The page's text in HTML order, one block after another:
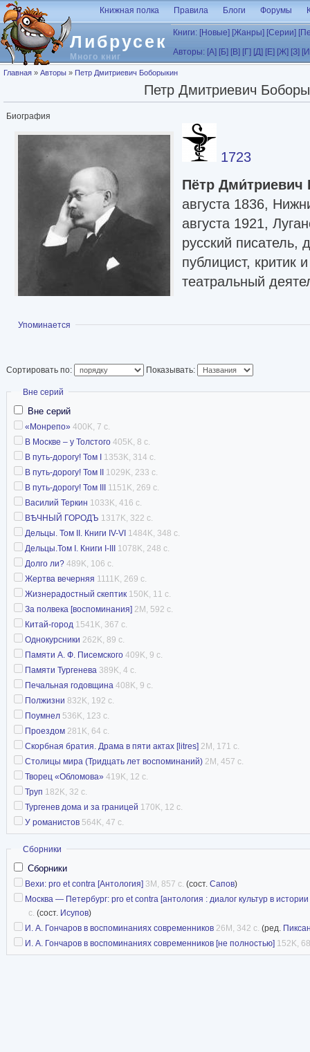
Перейти к основному содержанию
Либрусек
Много книг
Книжная полка Правила Блоги Форумы
Книги: [Новые] [Жанры] [Серии]
Авторы: [А] [Б] [В] [Г] [Д] [Е] [Ж] [З]
Вы здесь
Главная » Авторы » Петр Дмитриевич Боборыкин
Петр Дмитриевич
Биография
1723
Пётр Дми́триевич
августа 1836,
августа 1921,
русский писатель,
публицист, критик
театральный
Статья в
Показать
Упоминается
Сортировать по: Показывать:
Скрыть
Вне серий
Вне серий
«Монрепо» 400K, 7 с.
В Москве – у Толстого 405K, 8 с.
В путь-дорогу! Том I 1353K, 314 с.
В путь-дорогу! Том II 1029K, 233 с.
В путь-дорогу! Том III 1151K, 269 с.
Василий Теркин 1033K, 416 с.
ВѢЧНЫЙ ГОРОДЪ 1317K, 322 с.
Дельцы. Том II. Книги IV-VI 1484K, 348 с.
Дельцы.Том I. Книги I-III 1078K, 248 с.
Долго ли? 489K, 106 с.
Жертва вечерняя 1111K, 269 с.
Жизнерадостный скептик 150K, 11 с.
За полвека [воспоминания] 2M, 592 с.
Китай-город 1541K, 367 с.
Однокурсники 262K, 89 с.
Памяти А. Ф. Писемского 409K, 9 с.
Памяти Тургенева 389K, 4 с.
Печальная годовщина 408K, 9 с.
Полжизни 832K, 192 с.
Поумнел 536K, 123 с.
Проездом 281K, 64 с.
Скорбная братия. Драма в пяти актах [litres] 2M, 171 с.
Столицы мира (Тридцать лет воспоминаний) 2M, 457 с.
Творец «Обломова» 419K, 12 с.
Труп 182K, 32 с.
Тургенев дома и за границей 170K, 12 с.
У романистов 564K, 47 с.
Скрыть
Сборники
Сборники
Вехи: pro et contra [Антология] 3M, 857 с. (сост. Сапов)
Москва — Петербург: pro et contra [антология : диалог культур в
с. (сост. Исупов)
И. А. Гончаров в воспоминаниях современников 26M, 342 с. (ред.
И. А. Гончаров в воспоминаниях современников [не полностью] 152K,